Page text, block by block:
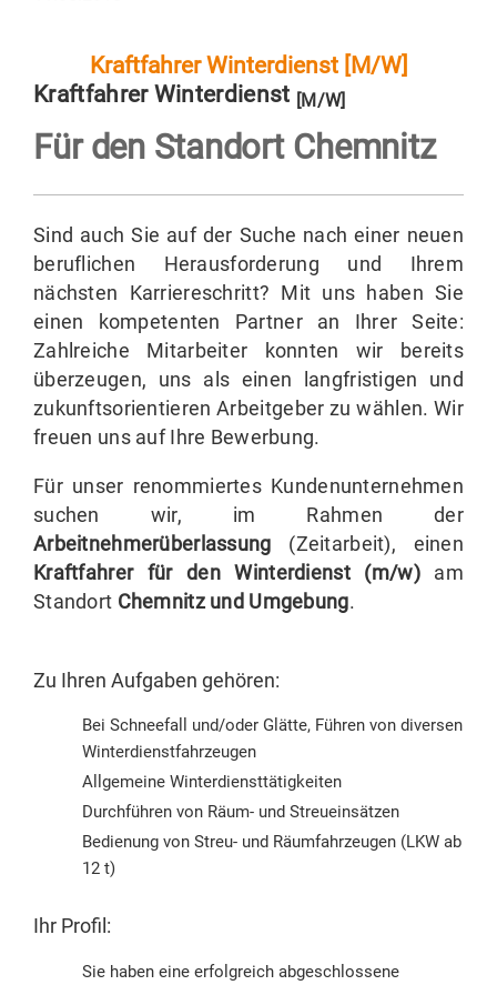
Kraftfahrer Winterdienst [M/W]
Kraftfahrer Winterdienst [M/W]
Für den Standort Chemnitz
Sind auch Sie auf der Suche nach einer neuen
beruflichen Herausforderung und Ihrem
nächsten Karriereschritt? Mit uns haben Sie
einen kompetenten Partner an Ihrer Seite:
Zahlreiche Mitarbeiter konnten wir bereits
überzeugen, uns als einen langfristigen und
zukunftsorientieren Arbeitgeber zu wählen. Wir
freuen uns auf Ihre Bewerbung.
Für unser renommiertes Kundenunternehmen
suchen wir, im Rahmen der
Arbeitnehmerüberlassung (Zeitarbeit), einen
Kraftfahrer für den Winterdienst (m/w)am
Standort Chemnitz und Umgebung.
Zu Ihren Aufgaben gehören:
Bei Schneefall und/oder Glätte, Führen von diversen
Winterdienstfahrzeugen
Allgemeine Winterdiensttätigkeiten
Durchführen von Räum- und Streueinsätzen
Bedienung von Streu- und Räumfahrzeugen (LKW ab
12 t)
Ihr Profil:
Sie haben eine erfolgreich abgeschlossene